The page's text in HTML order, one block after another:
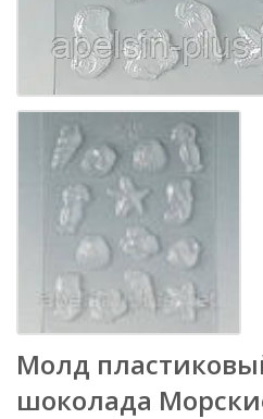
Молд
шоколада